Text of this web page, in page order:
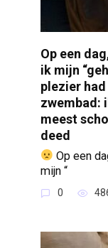
Op een
ik mijn
plezier
zwembad:
meest
deed
Op een
mijn “
0